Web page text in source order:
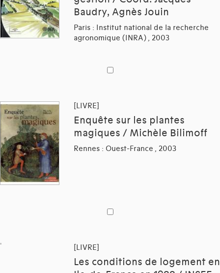
Baudry, Agnès Jouin
Paris : Institut national de la recherche
agronomique (INRA) , 2003
[LIVRE]
Enquête sur les plantes
magiques / Michèle Bilimoff
Rennes : Ouest-France , 2003
[LIVRE]
Les conditions de logement en